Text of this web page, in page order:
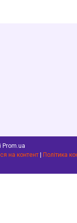
Prom.ua
на контент
Політика